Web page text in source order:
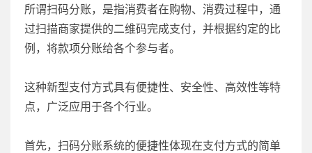
所谓扫码分账，是指消费者在购物、消费过程中，通
过扫描商家提供的二维码完成支付，并根据约定的比
例，将款项分账给各个参与者。
这种新型支付方式具有便捷性、安全性、高效性等特
点，广泛应用于各个行业。
首先，扫码分账系统的便捷性体现在支付方式的简单